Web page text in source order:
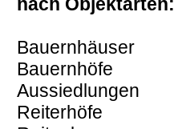
Bauernhäuser
Bauernhöfe
Aussiedlungen
Reiterhöfe